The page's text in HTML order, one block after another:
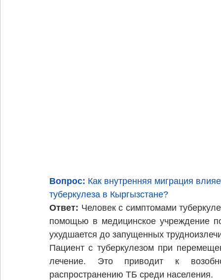
Вопрос: Как внутренняя миграция
туберкулеза в Кыргызстане?
Ответ: Человек с симптомами
помощью в медицинское учреждение
ухудшается до запущенных
Пациент с туберкулезом при
лечение. Это приводит к
распространению ТБ среди населения.